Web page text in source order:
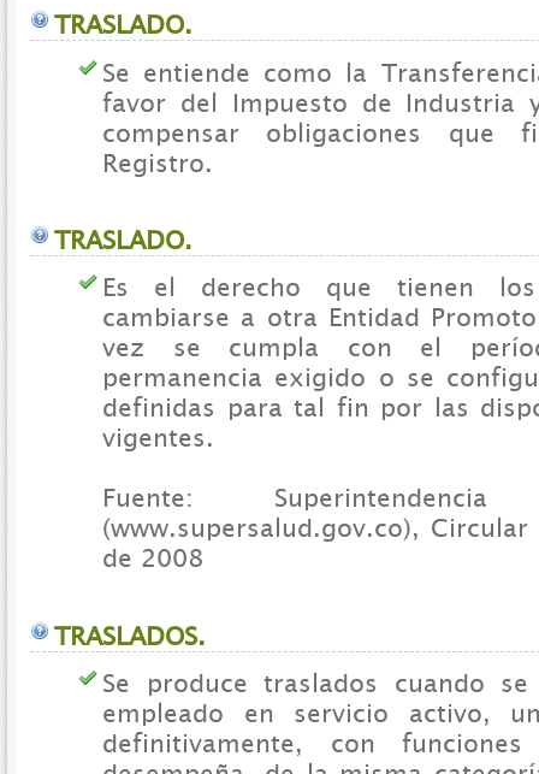
TRASLADO.
Se entiende como la
favor del Impuesto de Industria
compensar obligaciones que
Registro.
TRASLADO.
Es el derecho que tienen
cambiarse a otra Entidad
vez se cumpla con el
permanencia exigido o se
definidas para tal fin por las
vigentes.
Fuente:
(www.supersalud.gov.co),
de 2008
TRASLADOS.
Se produce traslados cuando
empleado en servicio activo,
definitivamente, con